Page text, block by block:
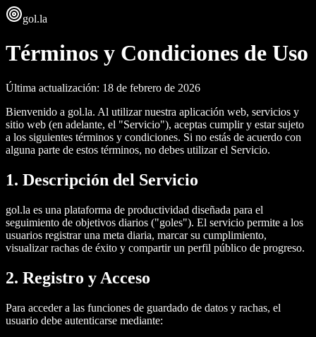
gol.la
Términos y Condiciones de Uso
Última actualización: 18 de febrero de 2026
Bienvenido a gol.la. Al utilizar nuestra aplicación web, servicios y
sitio web (en adelante, el "Servicio"), aceptas cumplir y estar sujeto
a los siguientes términos y condiciones. Si no estás de acuerdo con
alguna parte de estos términos, no debes utilizar el Servicio.
1. Descripción del Servicio
gol.la es una plataforma de productividad diseñada para el
seguimiento de objetivos diarios ("goles"). El servicio permite a los
usuarios registrar una meta diaria, marcar su cumplimiento,
visualizar rachas de éxito y compartir un perfil público de progreso.
2. Registro y Acceso
Para acceder a las funciones de guardado de datos y rachas, el
usuario debe autenticarse mediante: